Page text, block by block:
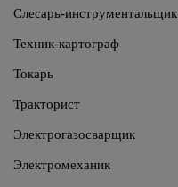
Слесарь-инструментальщик
Техник-картограф
Токарь
Тракторист
Электрогазосварщик
Электромеханик